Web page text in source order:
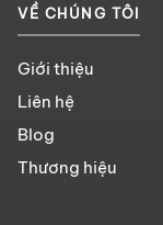
VỀ CHÚNG TÔI
Giới thiệu
Liên hệ
Blog
Thương hiệu